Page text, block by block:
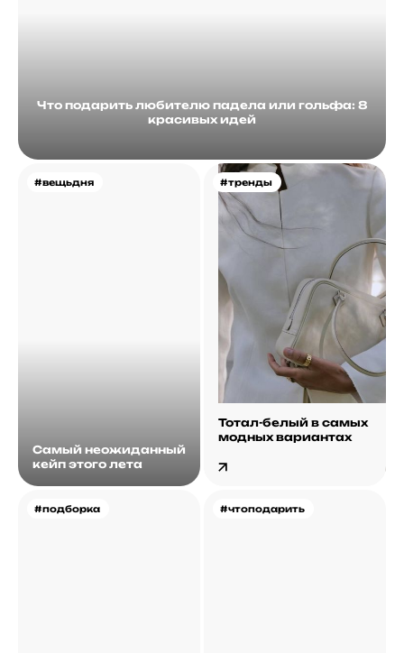
Что подарить любителю падела или гольфа: 8
красивых идей
#вещьдня
Самый неожиданный
кейп этого лета
#тренды
Тотал-белый в самых
модных вариантах
#подборка #чтоподарить